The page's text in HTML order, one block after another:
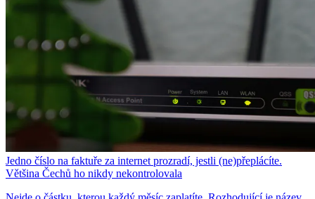
Jedno číslo na faktuře za internet prozradí, jestli (ne)přeplácíte.
Většina Čechů ho nikdy nekontrolovala